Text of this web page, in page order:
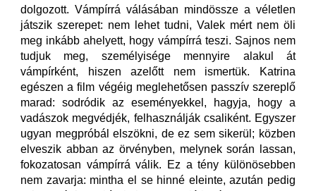
dolgozott. Vámpírrá válásában mindössze a véletlen
játszik szerepet: nem lehet tudni, Valek mért nem öli
meg inkább ahelyett, hogy vámpírrá teszi. Sajnos nem
tudjuk meg, személyisége mennyire alakul át
vámpírként, hiszen azelőtt nem ismertük. Katrina
egészen a film végéig meglehetősen passzív szereplő
marad: sodródik az eseményekkel, hagyja, hogy a
vadászok megvédjék, felhasználják csaliként. Egyszer
ugyan megpróbál elszökni, de ez sem sikerül; közben
elveszik abban az örvényben, melynek során lassan,
fokozatosan vámpírrá válik. Ez a tény különösebben
nem zavarja: mintha el se hinné eleinte, azután pedig